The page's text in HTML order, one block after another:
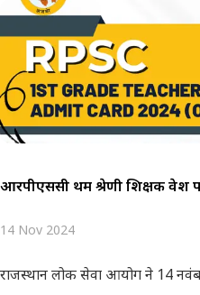
आरपीएससी प्रथम श्रेणी शिक्षक
14 Nov 2024
राजस्थान लोक सेवा आयोग ने 14